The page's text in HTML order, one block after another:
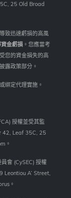
25 Old Broad
致迅速虧損的高風
金虧損 。您應當考
您的資金損失的高
露政策部分。
綁定代理實施。
授權並受其監
42, Leaf 35C, 25
。
會 (CySEC) 授權
Leontiou A’ Street,
。